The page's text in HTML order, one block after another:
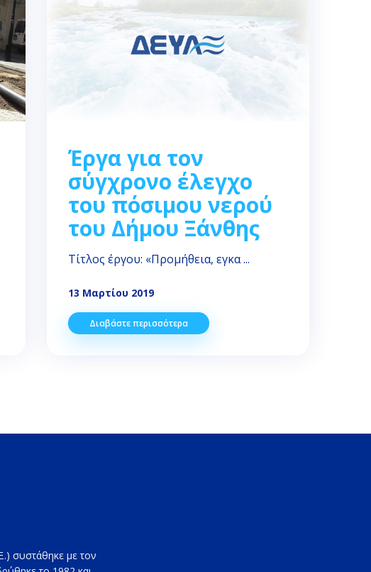
Έργα για τον
σύγχρονο έλεγχο
του πόσιμου νερού
του Δήμου Ξάνθης
Τίτλος έργου: «Προμήθεια, εγκα ...
13 Μαρτίου 2019
Διαβάστε περισσότερα
συστάθηκε με τον